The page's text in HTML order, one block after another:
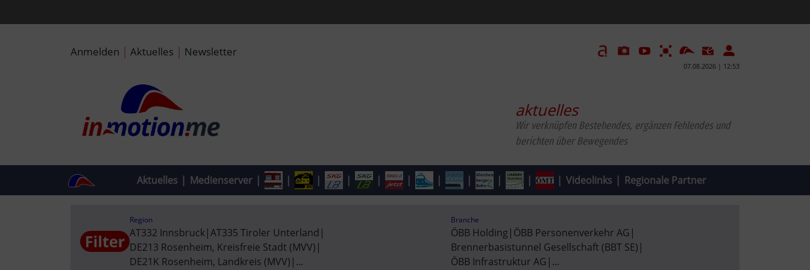
Anmelden | Aktuelles | Newsletter
07.08.2026 | 12:53
aktuelles
Wir verknüpfen Bestehendes, ergänzen Fehlendes und
berichten über Bewegendes
Aktuelles | Medienserver | | | | | | | | | | | Videolinks | Regionale Partner
Region
AT332 Innsbruck|AT335 Tiroler Unterland |
DE213 Rosenheim, Kreisfreie Stadt (MVV) |
DE21K Rosenheim, Landkreis (MVV) | ...
Branche
ÖBB Holding | ÖBB Personenverkehr AG |
Brennerbasistunnel Gesellschaft (BBT SE) |
ÖBB Infrastruktur AG | ...